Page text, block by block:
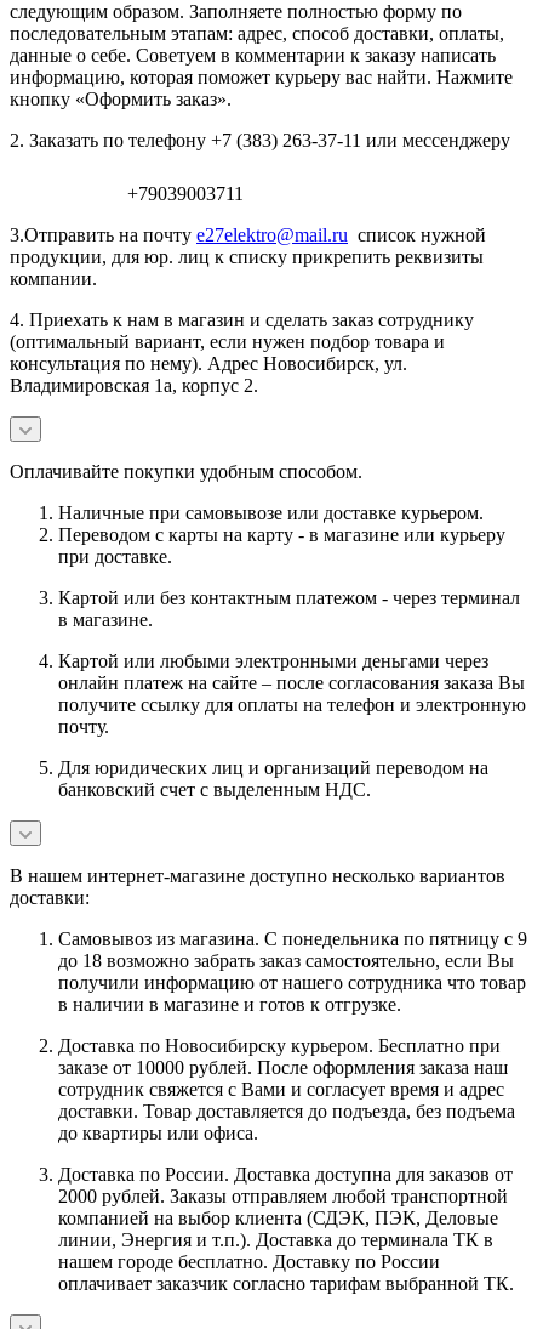
следующим образом. Заполняете полностью форму по
последовательным этапам: адрес, способ доставки, оплаты,
данные о себе. Советуем в комментарии к заказу написать
информацию, которая поможет курьеру вас найти. Нажмите
кнопку «Оформить заказ».
2. Заказать по телефону +7 (383) 263-37-11 или мессенджеру
+79039003711
3.Отправить на почту e27elektro@mail.ru список нужной
продукции, для юр. лиц к списку прикрепить реквизиты
компании.
4. Приехать к нам в магазин и сделать заказ сотруднику
(оптимальный вариант, если нужен подбор товара и
консультация по нему). Адрес Новосибирск, ул.
Владимировская 1а, корпус 2.
Оплачивайте покупки удобным способом.
Наличные при самовывозе или доставке курьером.
Переводом с карты на карту - в магазине или курьеру
при доставке.
Картой или без контактным платежом - через терминал
в магазине.
Картой или любыми электронными деньгами через
онлайн платеж на сайте – после согласования заказа Вы
получите ссылку для оплаты на телефон и электронную
почту.
Для юридических лиц и организаций переводом на
банковский счет с выделенным НДС.
В нашем интернет-магазине доступно несколько вариантов
доставки:
Самовывоз из магазина. С понедельника по пятницу с 9
до 18 возможно забрать заказ самостоятельно, если Вы
получили информацию от нашего сотрудника что товар
в наличии в магазине и готов к отгрузке.
Доставка по Новосибирску курьером. Бесплатно при
заказе от 10000 рублей. После оформления заказа наш
сотрудник свяжется с Вами и согласует время и адрес
доставки. Товар доставляется до подъезда, без подъема
до квартиры или офиса.
Доставка по России. Доставка доступна для заказов от
2000 рублей. Заказы отправляем любой транспортной
компанией на выбор клиента (СДЭК, ПЭК, Деловые
линии, Энергия и т.п.). Доставка до терминала ТК в
нашем городе бесплатно. Доставку по России
оплачивает заказчик согласно тарифам выбранной ТК.